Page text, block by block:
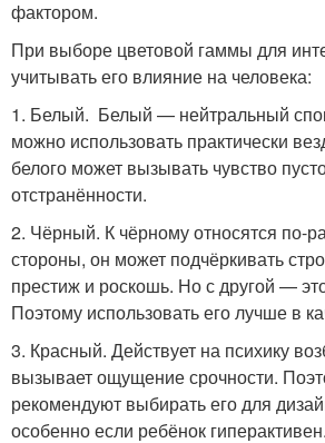
фактором.
При выборе цветовой гаммы для
учитывать его влияние на человека:
1. Белый. Белый — нейтральный
можно использовать практически
белого может вызывать чувство
отстранённости.
2. Чёрный. К чёрному относятся по-
стороны, он может подчёркивать
престиж и роскошь. Но с другой —
Поэтому использовать его лучше в
3. Красный. Действует на психику
вызывает ощущение срочности.
рекомендуют выбирать его для
особенно если ребёнок гиперактивен.